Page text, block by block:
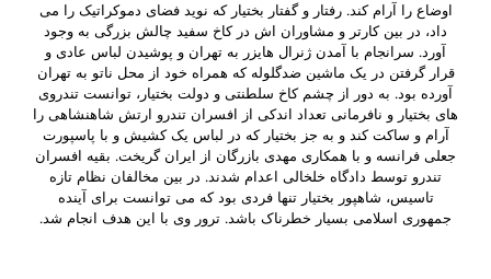
اوضاع را آرام کند. رفتار و گفتار بختیار که نوید فضای دموکراتیک را می
داد، در بین کارتر و مشاوران اش در کاخ سفید چالش بزرگی به وجود
آورد. سرانجام با آمدن ژنرال هایزر به تهران و پوشیدن لباس عادی و
قرار گرفتن در یک ماشین ضدگلوله که همراه خود از محل ناتو به تهران
آورده بود. به دور از چشم کاخ سلطنتی و دولت بختیار، توانست تندروی
های بختیار و نافرمانی تعداد اندکی از افسران تندرو ارتش شاهنشاهی را
آرام و ساکت کند و به جز بختیار که در لباس یک کشیش و با پاسپورت
جعلی فرانسه و با همکاری مهدی بازرگان از ایران گریخت. بقیه افسران
تندرو توسط دادگاه خلخالی اعدام شدند. در بین مخالفان نظام تازه
تاسیس، شاهپور بختیار تنها فردی بود که می توانست برای آینده
جمهوری اسلامی بسیار خطرناک باشد. ترور وی با این هدف انجام شد.